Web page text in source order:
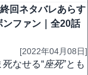
回ネタバレあらす
ンファン｜全20話
[2022年04月08日]
なせる“座死”とも